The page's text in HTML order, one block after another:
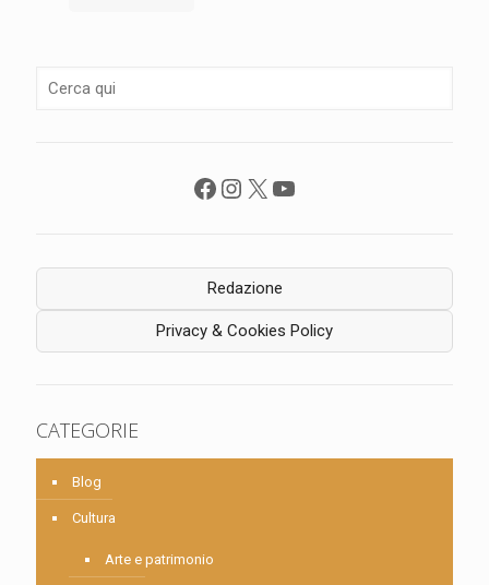
Facebook
Instagram
X YouTube
Redazione
Privacy & Cookies Policy
CATEGORIE
Blog
Cultura
Arte e patrimonio